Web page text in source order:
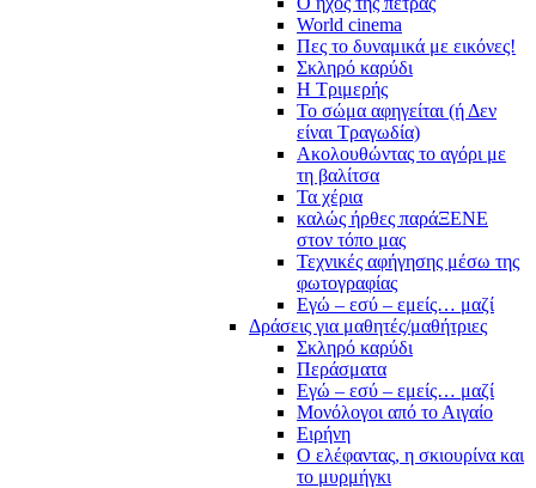
World cinema
Πες το δυναμικά με εικόνες!
Σκληρό καρύδι
Η Τριμερής
Το σώμα αφηγείται (ή Δεν
είναι Τραγωδία)
Ακολουθώντας το αγόρι με
τη βαλίτσα
Τα χέρια
καλώς ήρθες παράΞΕΝΕ
στον τόπο μας
Τεχνικές αφήγησης μέσω της
φωτογραφίας
Εγώ – εσύ – εμείς… μαζί
Δράσεις για μαθητές/μαθήτριες
Σκληρό καρύδι
Περάσματα
Εγώ – εσύ – εμείς… μαζί
Μονόλογοι από το Αιγαίο
Ειρήνη
Ο ελέφαντας, η σκιουρίνα και
το μυρμήγκι